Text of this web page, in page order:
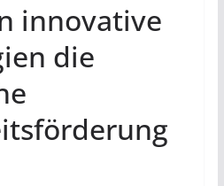
innovative
die